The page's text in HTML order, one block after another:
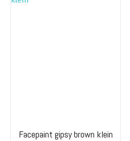
Facepaint gipsy brown klein